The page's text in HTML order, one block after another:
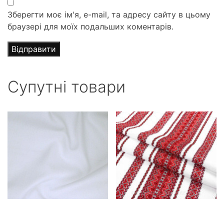
Зберегти моє ім'я, e-mail, та адресу сайту в цьому
браузері для моїх подальших коментарів.
Супутні товари